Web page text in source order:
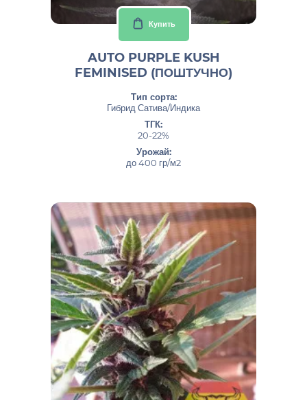
Купить
AUTO PURPLE KUSH
FEMINISED (ПОШТУЧНО)
Тип сорта:
Гибрид Сатива/Индика
ТГК:
20-22%
Урожай:
до 400 гр/м2